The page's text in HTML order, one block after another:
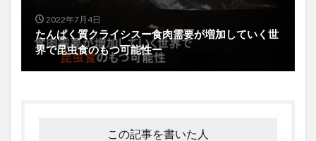
2022年7月4日
たんぱく質クライシスー食肉需要が増加していく世
界で昆虫食のもつ可能性ー
この記事を書いた人